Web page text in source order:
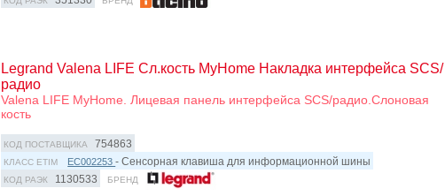
Legrand Valena LIFE Сл.кость MyHome Накладка интерфейса SCS/
радио
Valena LIFE MyHome. Лицевая панель интерфейса SCS/радио.Слоновая
кость
КОД ПОСТАВЩИКА 754863
КЛАСС ETIM EC002253- Сенсорная клавиша для информационной шины
КОД РАЭК 1130533 БРЕНД